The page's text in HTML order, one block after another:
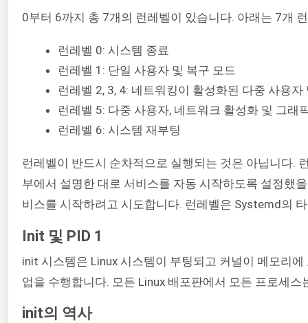
0부터 6까지 총 7개의 런레벨이 있습니다. 아래는 7개
런레벨 0: 시스템 종료
런레벨 1: 단일 사용자 및 복구 모드
런레벨 2, 3, 4: 네트워킹이 활성화된 다중 사용자
런레벨 5: 다중 사용자, 네트워크 활성화 및 그래
런레벨 6: 시스템 재부팅
런레벨이 반드시 순차적으로 실행되는 것은 아닙니다.
부에서 설명한 대로 서비스를 자동 시작하도록 설정했
비스를 시작하려고 시도합니다. 런레벨은 Systemd의
Init 및 PID 1
init 시스템은 Linux 시스템이 부팅되고 커널이 메모리
업을 수행합니다. 모든 Linux 배포판에서 모든 프로세
init의 역사